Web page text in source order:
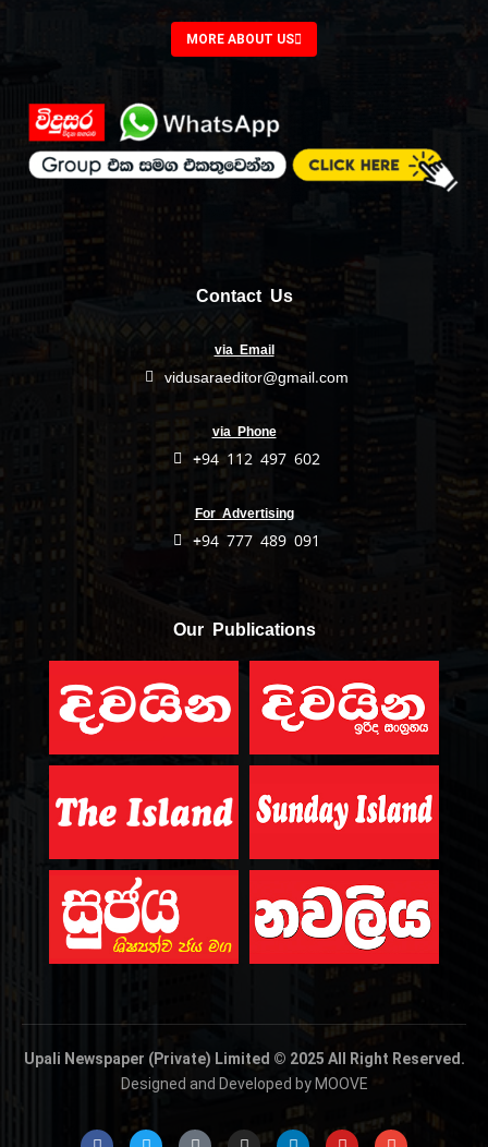
MORE ABOUT US
Contact Us
via Email
vidusaraeditor@gmail.com
via Phone
+94 112 497 602
For Advertising
+94 777 489 091
Our Publications
Upali Newspaper (Private) Limited © 2025 All Right Reserved.
Designed and Developed by MOOVE